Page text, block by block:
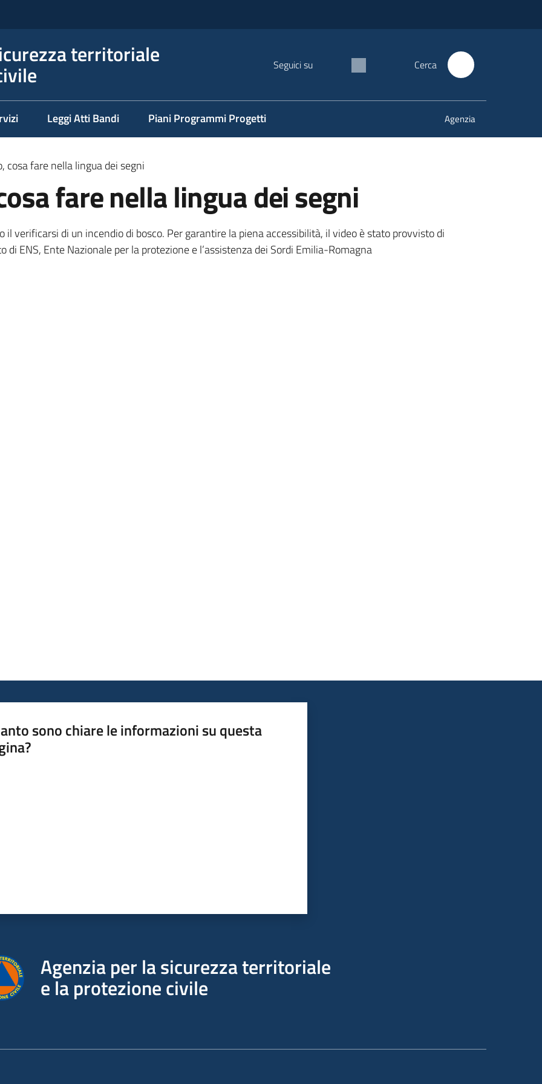
territoriale Seguici su Cerca
Leggi Atti Bandi Piani Programmi Progetti Agenzia
cosa fare nella lingua dei segni
fare nella lingua dei segni
il verificarsi di un incendio di bosco. Per garantire la piena accessibilità, il video è stato provvisto di
ENS, Ente Nazionale per la protezione e l’assistenza dei Sordi Emilia-Romagna
sono chiare le informazioni su questa
Agenzia per la sicurezza territoriale
e la protezione civile